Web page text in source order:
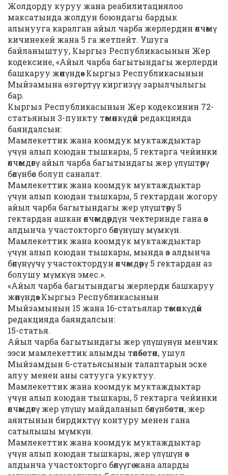
Жолдорду куруу жана реабилитациялоо
максатында жолдун боюндагы бардык
алынууга каралган айыл чарба жерлердин өлчөмү
кичинекей жана 5 га жетпейт. Ушуга
байланыштуу, Кыргыз Республикасынын Жер
кодексине, «Айыл чарба багытындагы жерлерди
башкаруу жөнүндө» Кыргыз Республикасынын
Мыйзамына ѳзгѳртүү киргизүү зарылчылыгы
бар.
Кыргыз Республикасынын Жер кодексинин 72-
статьянын 3-пункту төмөнкүдөй редакцияда
баяндалсын:
Мамлекеттик жана коомдук муктаждыктар
үчүн алып коюдан тышкары, 5 гектарга чейинки
өлчөмдөгү айыл чарба багытындагы жер үлүштөрү
бөлүнбөс болуп саналат.
Мамлекеттик жана коомдук муктаждыктар
үчүн алып коюдан тышкары, 5 гектардан жогору
айыл чарба багытындагы жер үлүштөрү 5
гектардан ашкан өлчөмдөрдүн чектеринде гана өз
алдынча участокторго бөлүнүшү мүмкүн.
Мамлекеттик жана коомдук муктаждыктар
үчүн алып коюдан тышкары, мында өз алдынча
бөлүнүүчү участоктордун өлчөмдөрү 5 гектардан аз
болушу мүмкүн эмес.».
«Айыл чарба багытындагы жерлерди башкаруу
жөнүндө» Кыргыз Республикасынын
Мыйзамынын 15 жана 16-статьялар төмөнкүдөй
редакцияда баяндалсын:
15-статья.
Айыл чарба багытындагы жер үлүшүнүн менчик
ээси мамлекеттик алымды төлөбөстөн, ушул
Мыйзамдын 6-статьясынын талаптарын эске
алуу менен аны сатууга укуктуу.
Мамлекеттик жана коомдук муктаждыктар
үчүн алып коюдан тышкары, 5 гектарга чейинки
өлчөмдөгү жер үлүшү майдаланып бөлүнбөстөн, жер
аянтынын бирдиктүү контуру менен гана
сатылышы мүмкүн.
Мамлекеттик жана коомдук муктаждыктар
үчүн алып коюдан тышкары, жер үлүшүн өз
алдынча участокторго бөлүүгө жана аларды